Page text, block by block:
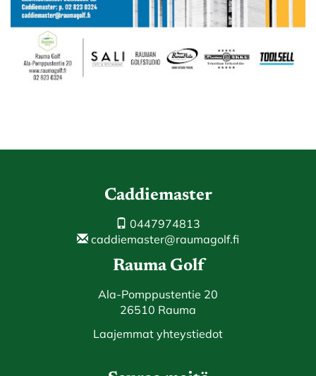
Caddiemaster
0447974813
caddiemaster@raumagolf.fi
Rauma Golf
Ala-Pomppustentie 20
26510 Rauma
Laajemmat yhteystiedot